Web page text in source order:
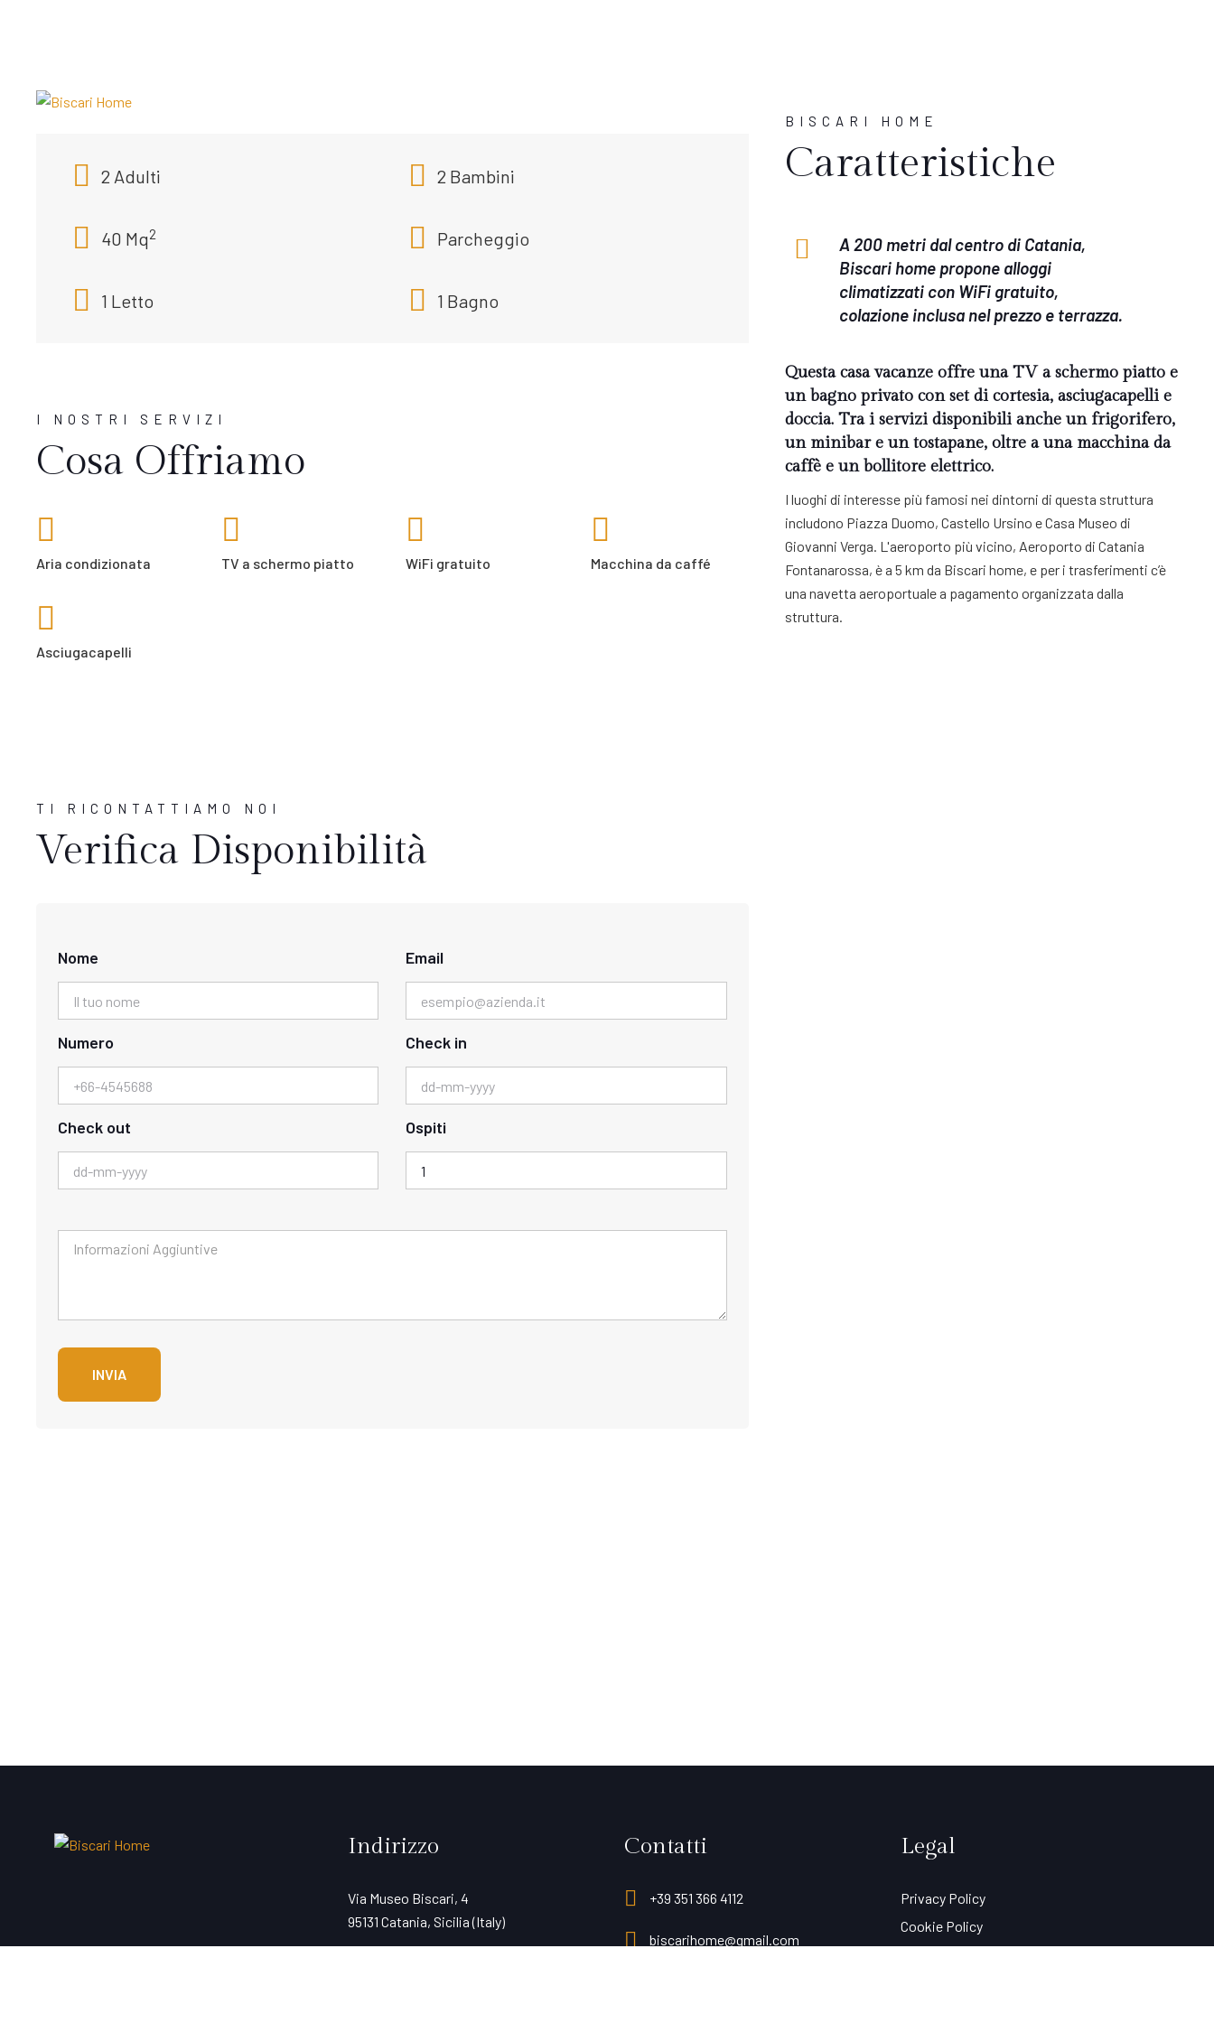
2 Adulti 2 Bambini
40 Mq2 Parcheggio
1 Letto 1 Bagno
I NOSTRI SERVIZI
Cosa Offriamo
Aria condizionata TV a schermo piatto WiFi gratuito Macchina da caffé
Asciugacapelli
TI RICONTATTIAMO NOI
Verifica Disponibilità
Nome Email
Numero Check in
Check out Ospiti
1
INVIA
BISCARI HOME
Caratteristiche
A 200 metri dal centro di Catania,
Biscari home propone alloggi
climatizzati con WiFi gratuito,
colazione inclusa nel prezzo e terrazza.
Questa casa vacanze offre una TV a schermo piatto e
un bagno privato con set di cortesia, asciugacapelli e
doccia. Tra i servizi disponibili anche un frigorifero,
un minibar e un tostapane, oltre a una macchina da
caffè e un bollitore elettrico.
I luoghi di interesse più famosi nei dintorni di questa struttura
includono Piazza Duomo, Castello Ursino e Casa Museo di
Giovanni Verga. L'aeroporto più vicino, Aeroporto di Catania
Fontanarossa, è a 5 km da Biscari home, e per i trasferimenti c’è
una navetta aeroportuale a pagamento organizzata dalla
struttura.
Indirizzo
Via Museo Biscari, 4
95131 Catania, Sicilia (Italy)
Contatti
+39 351 366 4112
biscarihome@gmail.com
Legal
Privacy Policy
Cookie Policy